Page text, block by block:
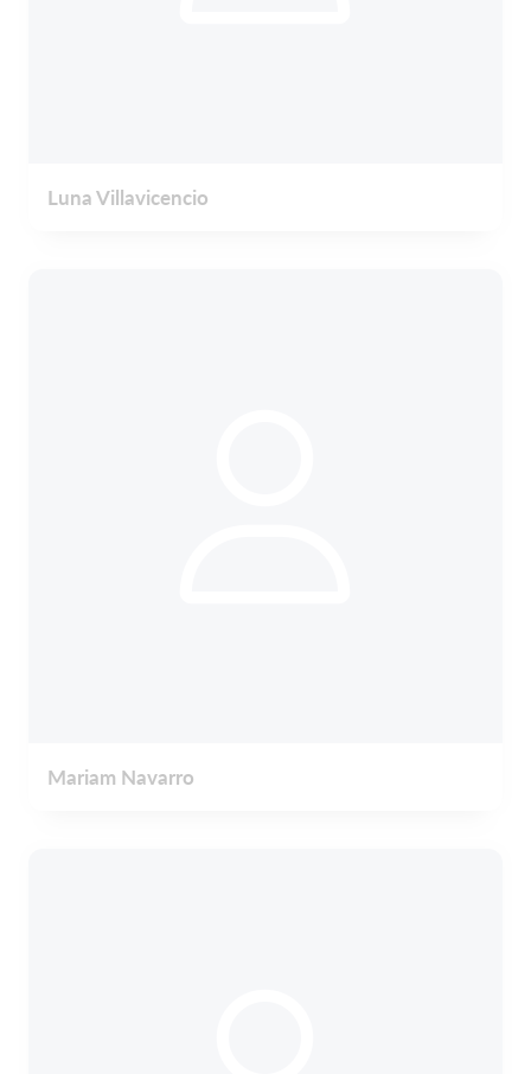
Luna Villavicencio
Mariam Navarro